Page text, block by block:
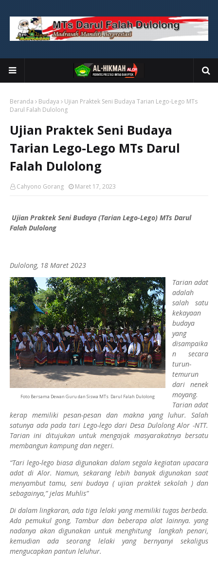
Beranda Budaya
Ujian Praktek Seni Budaya Tarian Lego-Lego MTs
Darul Falah Dulolong
Ujian Praktek Seni Budaya
Tarian Lego-Lego MTs Darul
Falah Dulolong
Cahyono Gorang Maret 17, 2023
Ujian Praktek Seni Budaya (Tarian Lego-Lego) MTs Darul
Falah Dulolong
Dulolong, 18 Maret 2023
Foto Bersama Dewan Guru dan Siswa MTs Darul Falah Dulolong
Tarian adat
adalah
salah satu
kekayaan
budaya
yang
disampaika
n secara
turun-
temurun
dari nenek
moyang.
Tarian adat
kerap memiliki pesan-pesan dan makna yang luhur. Salah
satunya ada pada tari Lego-lego dari Desa Dulolong Alor -NTT.
Tarian ini ditujukan untuk mengajak masyarakatnya bersatu
membangun kampung dan negeri.
“Tari lego-lego biasa digunakan dalam segala kegiatan upacara
adat di Alor. Namun, sekarang lebih banyak digunakan saat
menyambut tamu, seni budaya ( ujian praktek sekolah ) dan
sebagainya,” jelas Muhlis”
Di dalam lingkaran, ada tiga lelaki yang memiliki tugas berbeda.
Ada pemukul gong, Tambur dan beberapa alat lainnya. yang
nadanya akan digunakan untuk menghitung
langkah penari,
kemudian ada seorang lelaki yang bernyanyi sekaligus
mengucapkan pantun leluhur.